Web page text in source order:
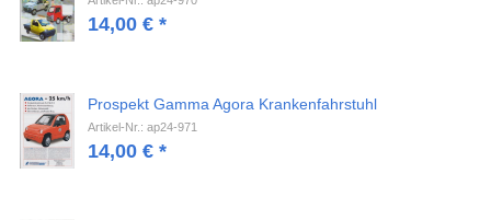
14,00 €*
Prospekt Gamma Agora Krankenfahrstuhl
Artikel-Nr.: ap24-971
14,00 €*